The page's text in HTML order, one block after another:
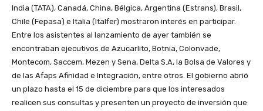
India (TATA), Canadá, China, Bélgica, Argentina (Estrans), Brasil,
Chile (Fepasa) e Italia (Italfer) mostraron interés en participar.
Entre los asistentes al lanzamiento de ayer también se
encontraban ejecutivos de Azucarlito, Botnia, Colonvade,
Montecom, Saccem, Mezen y Sena, Delta S.A, la Bolsa de Valores y
de las Afaps Afinidad e Integración, entre otros. El gobierno abrió
un plazo hasta el 15 de diciembre para que los interesados
realicen sus consultas y presenten un proyecto de inversión que